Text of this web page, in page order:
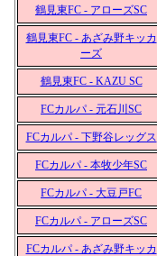
鶴見東FC - アローズSC
鶴見東FC - あざみ野キッカ
ーズ
鶴見東FC - KAZU SC
FCカルパ - 元石川SC
FCカルパ - 下野谷レッグス
FCカルパ - 本牧少年SC
FCカルパ - 大豆戸FC
FCカルパ - アローズSC
FCカルパ - あざみ野キッカ